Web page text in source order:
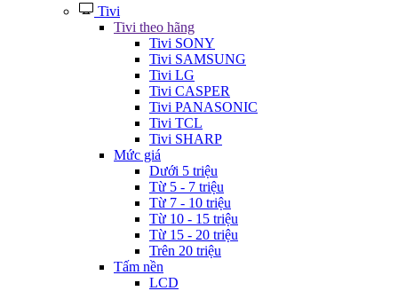
Tivi
Tivi theo hãng
Tivi SONY
Tivi SAMSUNG
Tivi LG
Tivi CASPER
Tivi PANASONIC
Tivi TCL
Tivi SHARP
Mức giá
Dưới 5 triệu
Từ 5 - 7 triệu
Từ 7 - 10 triệu
Từ 10 - 15 triệu
Từ 15 - 20 triệu
Trên 20 triệu
Tấm nền
LCD